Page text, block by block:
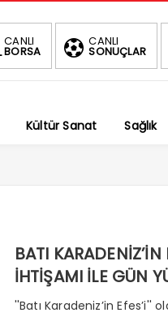
CANLI
BORSA
CANLI
SONUÇLAR
BIST
-0.34%
Kültür Sanat Sağlık
BATI KARADENİZ’İN
İHTİŞAMI İLE GÜN
''Batı Karadeniz’in Efes’i''